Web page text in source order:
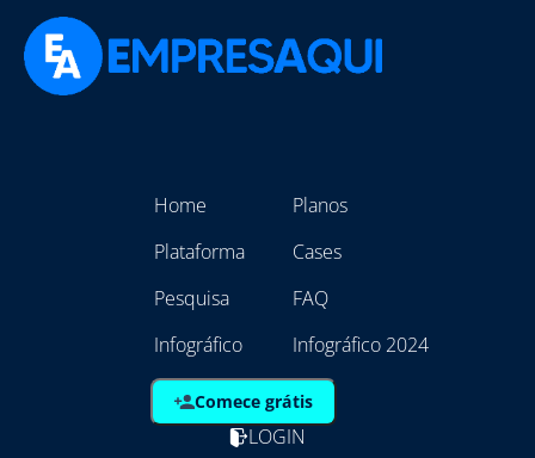
Home
Plataforma
Pesquisa
Infográfico
Planos
Cases
FAQ
Infográfico 2024
Comece grátis
LOGIN